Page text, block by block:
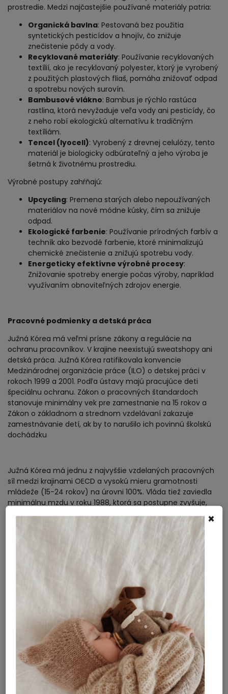
Nová holandská značka v našej ponuke
prostredie. Medzi najčastejšie používané materiály patria:
Organická bavlna: Pestovaná bez použitia
syntetických pesticídov a hnojív, čo znižuje
znečistenie pôdy a vody.
Recyklované materiály: Používanie recyklovaných
textílií, ako je recyklovaný polyester, ktorý je vyrobený
z použitých plastových fliaš, pomáha znižovať odpad
a spotrebu nových surovín.
Bambusové vlákno: Bambus je rýchlo rastúca
rastlina, ktorá nevyžaduje veľa vody ani pesticídy, čo
z neho robí ekologickú alternatívu k tradičným
textíliám.
Tencel (lyocell): Vyrobený z drevnej celulózy, tento
materiál je biologicky odbúrateľný a jeho výroba je
šetrná k životnému prostrediu.
Výrobné postupy zahŕňajú:
Upcycling: Premena starých alebo nepoužívaných
materiálov na nové módne kúsky, čím sa znižuje
odpad.
Ekologické farbenie: Používanie prírodných farbív a
techník ako bezvodé farbenie, ktoré minimalizujú
chemické znečistenie a znižujú spotrebu vody.
Energeticky efektívne výrobné procesy:
Znižovanie spotreby energie počas výroby, napríklad
využívaním obnoviteľných zdrojov energie.
Pracovné podmienky a detská práca
Južná Kórea má veľmi prísne zákony a regulácie na
ochranu pracovníkov. V krajine neexistujú sweatshopy ani
detská práca. Južná Kórea ratifikovala konvencie
Medzinárodnej organizácie práce (ILO) o detskej práci v
rokoch 1999 a 2001. Podľa ústavy majú pracujúce deti
špeciálnu ochranu. Zákon o pracovných štandardoch
stanovuje minimálny vek pre zamestnanie na 15 rokov a
Zákon o základnom a strednom vzdelávaní zakazuje
zamestnávanie detí, ak by to narušilo ich povinnú školskú
dochádzku
Južná Kórea má jednu z najvyššie vzdelaných pracovných
síl medzi krajinami OECD a vysokú mieru gramotnosti
mládeže (15-24 rokov) na úrovni 100%. Vláda tiež zaviedla
minimálnu mzdu v roku 1988, ktorá sa postupne zvyšuje,
aby zabezpečila spravodlivé ohodnotenie pracovníkov.
V roku 2019 bola na 7. mieste medzi krajinami OECD, pred
Japonskom a USA. To znamená, že kórejskí pracovníci majú
zaručený slušný plat aj za prácu s nízkou
kvalifikáciou. Všetci ľudia sú krytí národným zdravotným
poistením, aby bola kvalitná zdravotná starostlivosť
dostupná pre všetkých. Materská je 90 dní a na rodičovskej
Vplyv vládnych iniciatív
Okrem kreativity a dizajnu zohrávajú významnú úlohu aj
vládne iniciatívy a politiky, ktoré vo veľmi veľkej miere
podporujú hnutie za udržateľnú módu v Južnej Kórei. Tieto
iniciatívy pomáhajú posilňovať ekologické povedomie a
svojimi nariadeniami a odporúčaniami podporujú pozitívne
×